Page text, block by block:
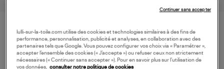
VOS DERNIERS PRODUITS VUS
lulli-sur-la-toile.com utilise des cookies et technologies similaires à des fins de
performance, personnalisation, publicité et analyses, en collaboration avec des
partenaires tels que Google. Vous pouvez configurer vos choix via « Paramétrer »,
accepter l’ensemble des cookies (« J’accepte ») ou refuser ceux non strictement
nécessaires (« Continuer sans accepter »). Pour en savoir plus sur l’utilisation de
vos données,
consulter notre politique de cookies
Continuer sans accepter